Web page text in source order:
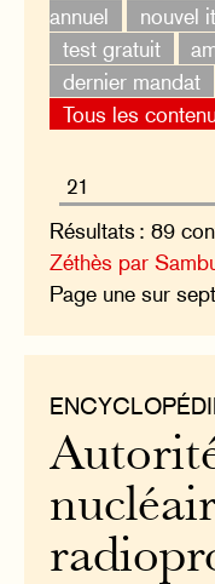
annuel
nouvel
test gratuit
dernier mandat
Tous les
Résultats : 89
Zéthès par
Page une sur